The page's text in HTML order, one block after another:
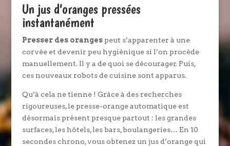
Un jus d’oranges pressées
instantanément
Presser des orangespeut s’apparenter à une
corvée et devenir peu hygiénique si l’on procède
manuellement. Il y a de quoi se décourager. Puis,
ces nouveaux robots de cuisine sont apparus.
Qu’à cela ne tienne ! Grâce à des recherches
rigoureuses, le presse-orange automatique est
désormais présent presque partout : les grandes
surfaces, les hôtels, les bars, boulangeries… En 10
secondes chrono, vous obtenez un jus d’orange qui